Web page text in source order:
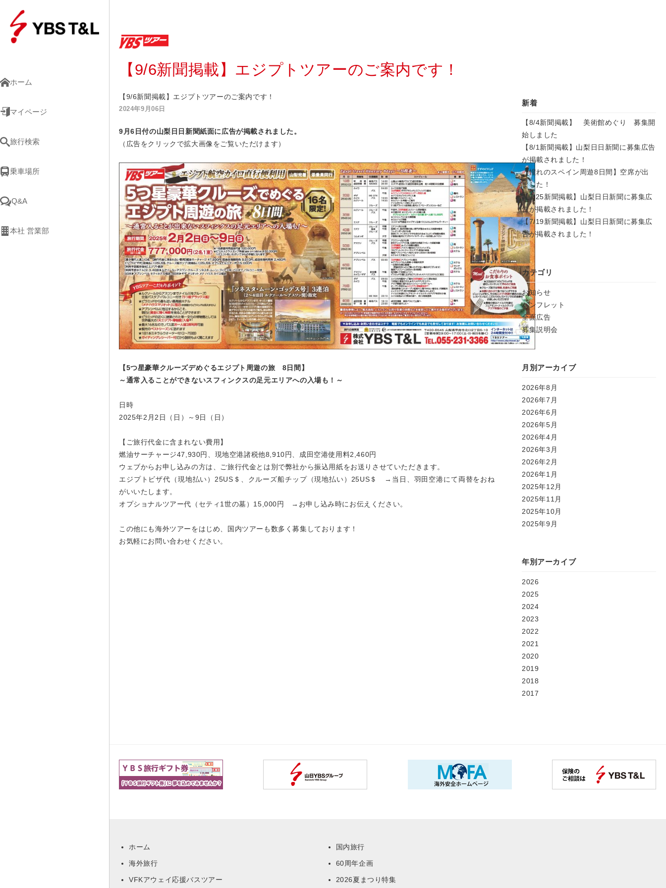
ホーム
マイページ
旅行検索
乗車場所
Q&A
本社 営業部
【9/6新聞掲載】エジプトツアーのご案内です！
【9/6新聞掲載】エジプトツアーのご案内です！
2024年9月06日
9月6 日付の山梨日日新聞紙面に広告が掲載されました。
（広告をクリックで拡大画像をご覧いただけます）
【5つ星豪華クルーズデめぐるエジプト周遊の旅 8日間】
～通常入ることができないスフィンクスの足元エリアへの入場も！～
日時
2025年2月2日（日）～9日（日）
【ご旅行代金に含まれない費用】
燃油サーチャージ47,930円、現地空港諸税他8,910円、成田空港使用料2,460円
ウェブからお申し込みの方は、ご旅行代金とは別で弊社から振込用紙をお送りさせていただきます。
エジプトビザ代（現地払い）25US＄、クルーズ船チップ（現地払い）25US＄ →当日、羽田空港にて両替をおね
がいいたします。
オプショナルツアー代（セティ1世の墓）15,000円 →お申し込み時にお伝えください。
この他にも海外ツアーをはじめ、国内ツアーも数多く募集しております！
お気軽にお問い合わせください。
新着
【8/4新聞掲載】 美術館めぐり 募集開
始しました
【8/1新聞掲載】山梨日日新聞に募集広告
が掲載されました！
【憧れのスペイン周遊8日間】空席が出
ました！
【7/25新聞掲載】山梨日日新聞に募集広
告が掲載されました！
【7/19新聞掲載】山梨日日新聞に募集広
告が掲載されました！
カテゴリ
お知らせ
パンフレット
全面広告
募集説明会
月別アーカイブ
2026年8月
2026年7月
2026年6月
2026年5月
2026年4月
2026年3月
2026年2月
2026年1月
2025年12月
2025年11月
2025年10月
2025年9月
年別アーカイブ
2026
2025
2024
2023
2022
2021
2020
2019
2018
2017
ホーム 国内旅行
海外旅行 60周年企画
VFKアウェイ応援バスツアー 2026夏まつり特集